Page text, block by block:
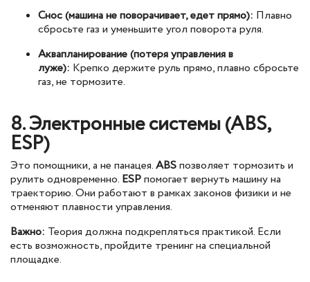
Снос (машина не поворачивает, едет прямо): Плавно
сбросьте газ и уменьшите угол поворота руля.
Аквапланирование (потеря управления в
луже): Крепко держите руль прямо, плавно сбросьте
газ, не тормозите.
8. Электронные системы (ABS,
ESP)
Это помощники, а не панацея.ABSпозволяет тормозить и
рулить одновременно. ESPпомогает вернуть машину на
траекторию. Они работают в рамках законов физики и не
отменяют плавности управления.
Важно: Теория должна подкрепляться практикой. Если
есть возможность, пройдите тренинг на специальной
площадке.